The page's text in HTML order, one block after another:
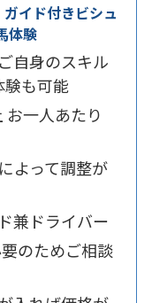
イド付きビシュ
体験
自身のスキル
験も可能
お一人あたり
よって調整が
兼ドライバー
のためご相談